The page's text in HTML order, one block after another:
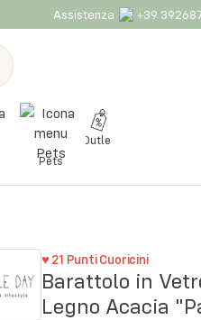
Assistenza +39
Pets
Outlet
♥ 21 Punti Cuoricini
Barattolo in
Legno Acacia